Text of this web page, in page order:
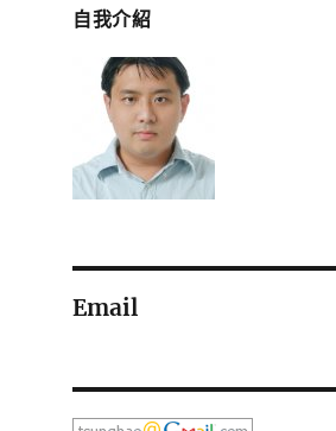
自我介紹
Email